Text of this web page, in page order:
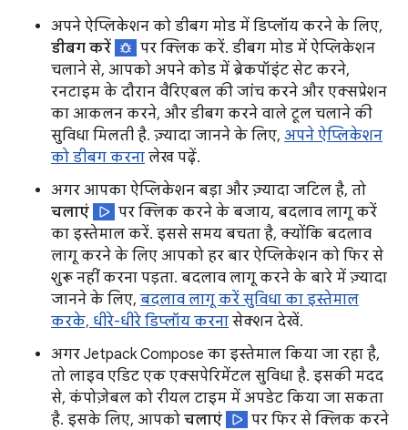
अपने ऐप्लिकेशन को डीबग मोड में डिप्लॉय करने के लिए,
डीबग करें
पर क्लिक करें. डीबग मोड में ऐप्लिकेशन
चलाने से, आपको अपने कोड में ब्रेकपॉइंट सेट करने,
रनटाइम के दौरान वैरिएबल की जांच करने और एक्सप्रेशन
का आकलन करने, और डीबग करने वाले टूल चलाने की
सुविधा मिलती है. ज़्यादा जानने के लिए, अपने ऐप्लिकेशन
को डीबग करना लेख पढ़ें.
अगर आपका ऐप्लिकेशन बड़ा और ज़्यादा जटिल है, तो
चलाएं
पर क्लिक करने के बजाय, बदलाव लागू करें
का इस्तेमाल करें. इससे समय बचता है, क्योंकि बदलाव
लागू करने के लिए आपको हर बार ऐप्लिकेशन को फिर से
शुरू नहीं करना पड़ता. बदलाव लागू करने के बारे में ज़्यादा
जानने के लिए, बदलाव लागू करें सुविधा का इस्तेमाल
करके, धीरे-धीरे डिप्लॉय करना सेक्शन देखें.
अगर Jetpack Compose का इस्तेमाल किया जा रहा है,
तो लाइव एडिट एक एक्सपेरिमेंटल सुविधा है. इसकी मदद
से, कंपोज़ेबल को रीयल टाइम में अपडेट किया जा सकता
है. इसके लिए, आपको चलाएं
पर फिर से क्लिक करने